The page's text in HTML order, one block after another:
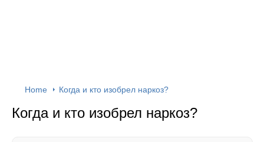
Home Когда и кто изобрел наркоз?
Когда и кто изобрел наркоз?